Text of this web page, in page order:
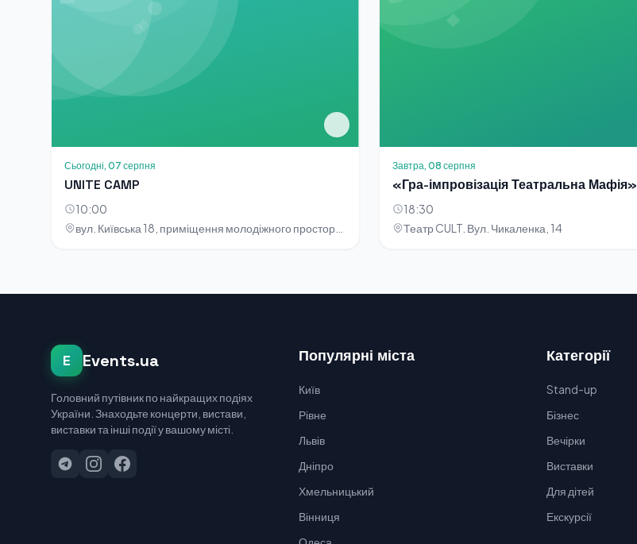
Сьогодні, 07 серпня
UNITE CAMP
10:00
Завтра, 08 серпня
«Гра-імпровізація Театральна Мафія»
18:30
Театр CULT. Вул. Чикаленка, 14
E Events.ua
Головний путівник по найкращих подіях
України. Знаходьте концерти, вистави,
виставки та інші події у вашому місті.
Популярні міста
Київ
Рівне
Львів
Дніпро
Хмельницький
Вінниця
Категорії
Stand-up
Бізнес
Вечірки
Виставки
Для дітей
Екскурсії